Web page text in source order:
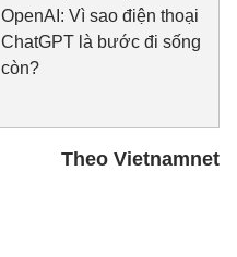
OpenAI: Vì sao điện thoại
ChatGPT là bước đi sống
còn?
Theo Vietnamnet